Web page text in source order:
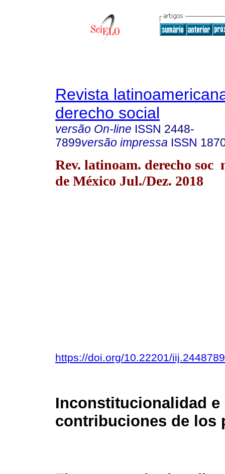
Revista
derecho social
versão On-line ISSN 2448-
7899versão impressa ISSN
Rev. latinoam. derecho soc
de México Jul./Dez. 2018
https://doi.org/10.22201/
Inconstitucionalidad
contribuciones de los